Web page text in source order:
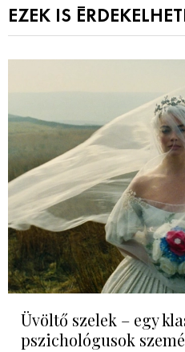
EZEK IS
Üvöltő szelek – egy
pszichológusok